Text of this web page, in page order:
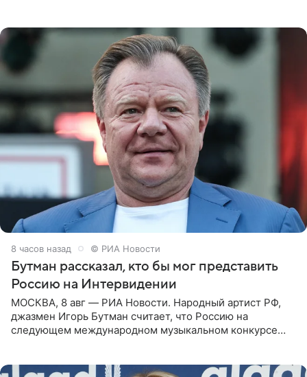
8 часов назад © РИА Новости
Бутман рассказал, кто бы мог представить
Россию на Интервидении
МОСКВА, 8 авг — РИА Новости. Народный артист РФ,
джазмен Игорь Бутман считает, что Россию на
следующем международном музыкальном конкурсе